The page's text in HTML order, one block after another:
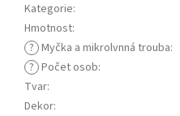
Kategorie:
Hmotnost:
? Myčka a mikrolvnná trouba:
? Počet osob:
Tvar:
Dekor: